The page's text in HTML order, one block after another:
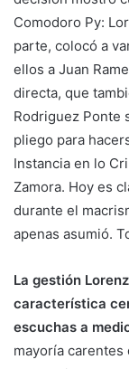
Comodoro Py:
parte, colocó a
ellos a Juan
directa, que
Rodriguez Ponte
pliego para
Instancia en lo
Zamora. Hoy es
durante el
apenas asumió.
La gestión
característica
escuchas a
mayoría